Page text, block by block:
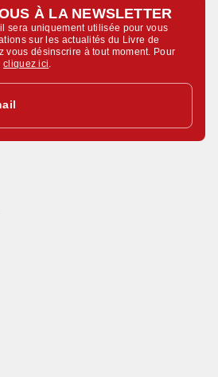
À LA NEWSLETTER
sera uniquement utilisée pour vous
sur les actualités du Livre de
vous désinscrire à tout moment. Pour
cliquez ici